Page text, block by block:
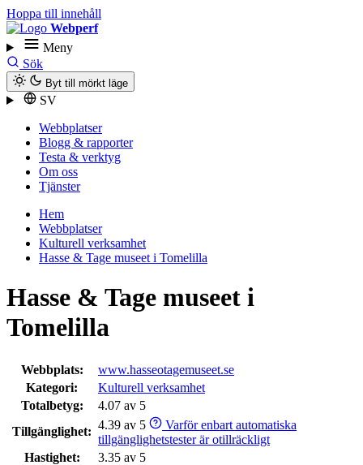
Hoppa till innehåll
Webperf
Meny
Sök
Byt till mörkt läge
SV
Webbplatser
Blogg & rapporter
Testa & verktyg
Om oss
Tjänster
Hem
Webbplatser
Kulturell verksamhet
Hasse & Tage museet i Tomelilla
Hasse & Tage museet i
Tomelilla
Webbplats:
www.hasseotagemuseet.se
Kategori:
Kulturell verksamhet
Totalbetyg:
4.07 av 5
Tillgänglighet: 4.39 av 5
Varför enbart automatiska
tillgänglighetstester är otillräckligt
Hastighet:
3.35 av 5